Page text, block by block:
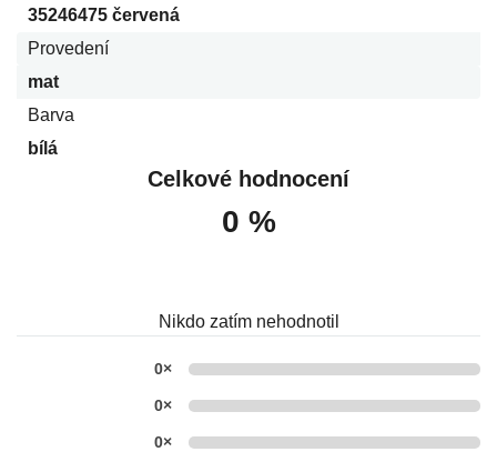
35246475 červená
Provedení
mat
Barva
bílá
Celkové hodnocení
0 %
Nikdo zatím nehodnotil
0×
0×
0×